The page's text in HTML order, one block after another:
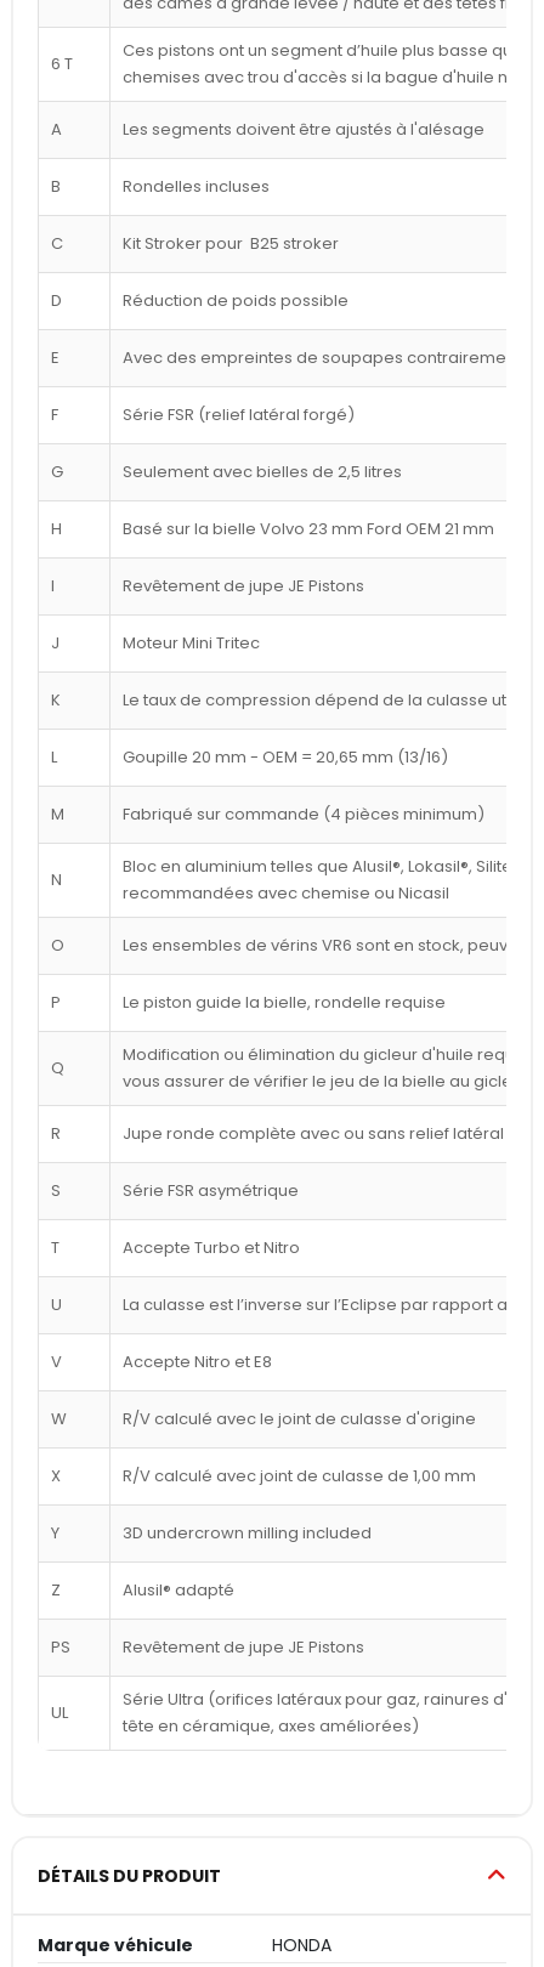
6 T
Ces pistons ont un segment d’huile plus basse que
chemises avec trou d'accès si la bague d'huile
A Les segments doivent être ajustés à l'alésage
B Rondelles incluses
C Kit Stroker pour B25 stroker
D Réduction de poids possible
E Avec des empreintes de soupapes contrairement à
F Série FSR (relief latéral forgé)
G Seulement avec bielles de 2,5 litres
H Basé sur la bielle Volvo 23 mm Ford OEM 21 mm
I Revêtement de jupe JE Pistons
J Moteur Mini Tritec
K Le taux de compression dépend de la culasse
L Goupille 20 mm - OEM = 20,65 mm (13/16)
M Fabriqué sur commande (4 pièces minimum)
N
Bloc en aluminium telles que Alusil®, Lokasil®, Silitec®,
recommandées avec chemise ou Nicasil
O Les ensembles de vérins VR6 sont en stock, peuvent
P Le piston guide la bielle, rondelle requise
Q
Modification ou élimination du gicleur d'huile
vous assurer de vérifier le jeu de la bielle au gicleur
R Jupe ronde complète avec ou sans relief latéral
S Série FSR asymétrique
T Accepte Turbo et Nitro
U La culasse est l’inverse sur l’Eclipse par rapport au
V Accepte Nitro et E8
W R/V calculé avec le joint de culasse d'origine
X R/V calculé avec joint de culasse de 1,00 mm
Y 3D undercrown milling included
Z Alusil® adapté
PS Revêtement de jupe JE Pistons
UL
Série Ultra (orifices latéraux pour gaz, rainures
tête en céramique, axes améliorées)
DÉTAILS DU PRODUIT
Marque véhicule
HONDA